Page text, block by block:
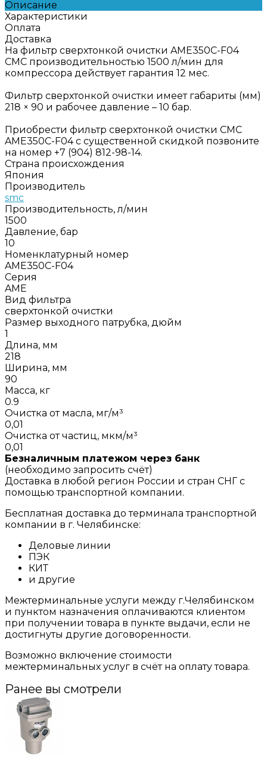
Описание
Характеристики
Оплата
Доставка
На фильтр сверхтонкой очистки AME350C-F04
СМС производительностью 1500 л/мин для
компрессора действует гарантия 12 мес.
Фильтр сверхтонкой очистки имеет габариты (мм)
218 × 90 и рабочее давление – 10 бар.
Приобрести фильтр сверхтонкой очистки СМС
AME350C-F04 с существенной скидкой позвоните
на номер +7 (904) 812-98-14.
Страна происхождения
Япония
Производитель
smc
Производительность, л/мин
1500
Давление, бар
10
Номенклатурный номер
AME350C-F04
Серия
AME
Вид фильтра
сверхтонкой очистки
Размер выходного патрубка, дюйм
1
Длина, мм
218
Ширина, мм
90
Масса, кг
0.9
Очистка от масла, мг/м³
0,01
Очистка от частиц, мкм/м³
0,01
Безналичным платежом через банк
(необходимо запросить счёт)
Доставка в любой регион России и стран СНГ с
помощью транспортной компании.
Бесплатная доставка до терминала транспортной
компании в г. Челябинске:
Деловые линии
ПЭК
КИТ
и другие
Межтерминальные услуги между г.Челябинском
и пунктом назначения оплачиваются клиентом
при получении товара в пункте выдачи, если не
достигнуты другие договоренности.
Возможно включение стоимости
межтерминальных услуг в счёт на оплату товара.
Ранее вы смотрели